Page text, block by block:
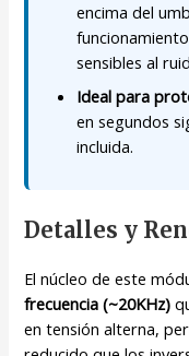
encima del
sensibles al
Ideal para
en segundos
incluida.
Detalles y
El núcleo de este
frecuencia (~20KHz)
en tensión alterna,